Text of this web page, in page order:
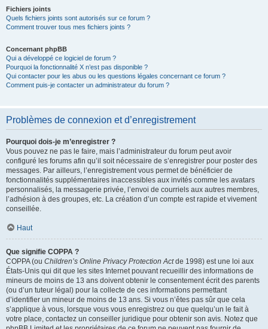
Fichiers joints
Quels fichiers joints sont autorisés sur ce forum ?
Comment trouver tous mes fichiers joints ?
Concernant phpBB
Qui a développé ce logiciel de forum ?
Pourquoi la fonctionnalité X n’est pas disponible ?
Qui contacter pour les abus ou les questions légales concernant ce forum ?
Comment puis-je contacter un administrateur du forum ?
Problèmes de connexion et d’enregistrement
Pourquoi dois-je m’enregistrer ?
Vous pouvez ne pas le faire, mais l’administrateur du forum peut avoir
configuré les forums afin qu’il soit nécessaire de s’enregistrer pour poster des
messages. Par ailleurs, l’enregistrement vous permet de bénéficier de
fonctionnalités supplémentaires inaccessibles aux invités comme les avatars
personnalisés, la messagerie privée, l’envoi de courriels aux autres membres,
l’adhésion à des groupes, etc. La création d’un compte est rapide et vivement
conseillée.
Haut
Que signifie COPPA ?
COPPA (ou Children’s Online Privacy Protection Actde 1998) est une loi aux
États-Unis qui dit que les sites Internet pouvant recueillir des informations de
mineurs de moins de 13 ans doivent obtenir le consentement écrit des parents
(ou d’un tuteur légal) pour la collecte de ces informations permettant
d’identifier un mineur de moins de 13 ans. Si vous n’êtes pas sûr que cela
s’applique à vous, lorsque vous vous enregistrez ou que quelqu’un le fait à
votre place, contactez un conseiller juridique pour obtenir son avis. Notez que